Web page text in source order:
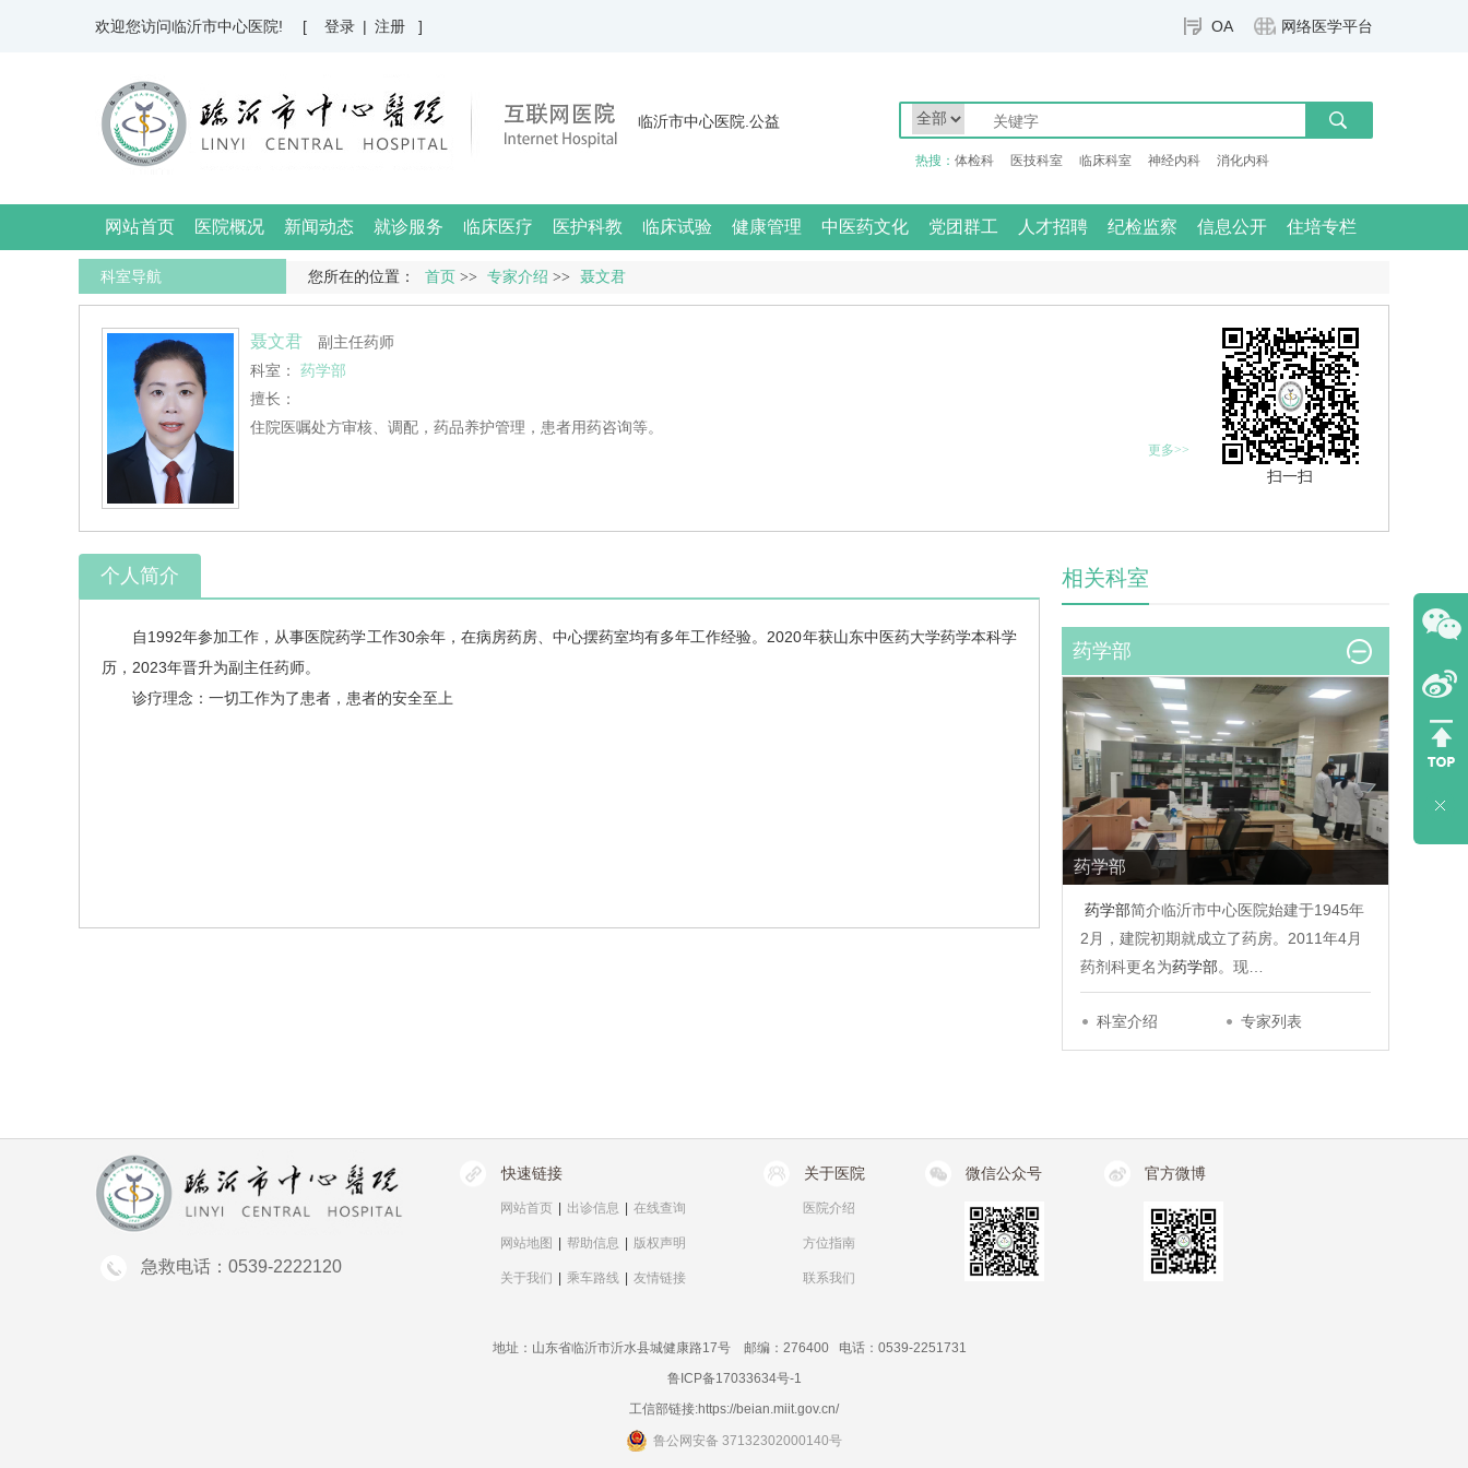
OA 网络医学平台
欢迎您访问临沂市中心医院! [ 登录 | 注册 ]
临沂市中心医院.公益
热搜： 体检科 医技科室 临床科室 神经内科 消化内科
网站首页 医院概况 新闻动态 就诊服务 临床医疗 医护科教 临床试验 健康管理 中医药文化 党团群工 人才招聘 纪检监察 信息公开 住培专栏
您所在的位置： 首页 >> 专家介绍 >> 聂文君
科室导航
聂文君
副主任药师
科室： 药学部
擅长：
住院医嘱处方审核、调配，药品养护管理，患者用药咨询等。
更多>>
扫一扫
个人简介
自1992年参加工作，从事医院药学工作30余年，在病房药房、中心摆药室均有多年工作经验。2020年获山东中医药大学药学本科学
历，2023年晋升为副主任药师。
诊疗理念：一切工作为了患者，患者的安全至上
相关科室
药学部
药学部
药学部简介临沂市中心医院始建于1945年
2月，建院初期就成立了药房。2011年4月
药剂科更名为药学部。现…
科室介绍 专家列表
急救电话：0539-2222120
快速链接
网站首页 出诊信息 在线查询
网站地图 帮助信息 版权声明
关于我们 乘车路线 友情链接
关于医院
医院介绍
方位指南
联系我们
微信公众号 官方微博
地址：山东省临沂市沂水县城健康路17号 邮编：276400 电话：0539-2251731
鲁ICP备17033634号-1
工信部链接:https://beian.miit.gov.cn/
鲁公网安备 37132302000140号